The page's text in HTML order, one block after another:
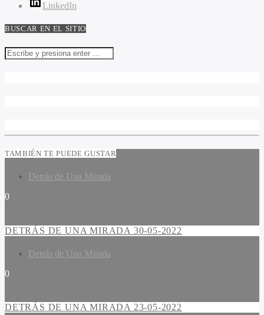
LinkedIn
BUSCAR EN EL SITIO
TAMBIÉN TE PUEDE GUSTAR
Detrás de Una Mirada
0
DETRÁS DE UNA MIRADA 30-05-2022
Detrás de Una Mirada
0
DETRÁS DE UNA MIRADA 23-05-2022